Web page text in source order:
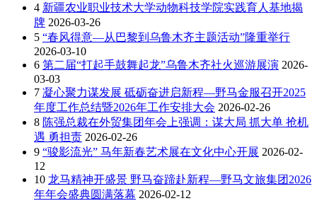
4 新疆农业职业技术大学动物科技学院实践育人基地揭
牌 2026-03-26
5 “春风得意—从巴黎到乌鲁木齐主题活动”隆重举行
2026-03-10
6 第二届“打起手鼓舞起龙”乌鲁木齐社火巡游展演 2026-
03-03
7 凝心聚力谋发展 砥砺奋进启新程—野马金服召开2025
年度工作总结暨2026年工作安排大会 2026-02-26
8 陈强总裁在外贸集团年会上强调：谋大局 抓大单 抢机
遇 勇担责 2026-02-26
9 “骏影流光” 马年新春艺术展在文化中心开展 2026-02-
12
10 龙马精神开盛景 野马奋蹄赴新程—野马文旅集团2026
年年会盛典圆满落幕 2026-02-12